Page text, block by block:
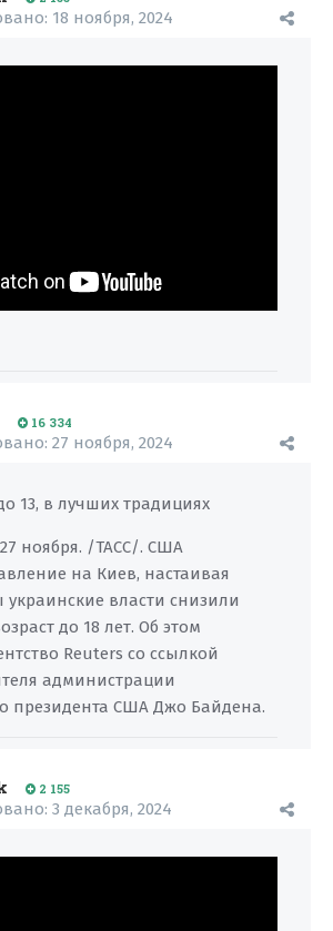
18 ноября, 2024
16 334
27 ноября, 2024
13, в лучших традициях
ноября. /ТАСС/. США
на Киев, настаивая
украинские власти снизили
до 18 лет. Об этом
Reuters со ссылкой
администрации
президента США Джо Байдена.
2 155
3 декабря, 2024